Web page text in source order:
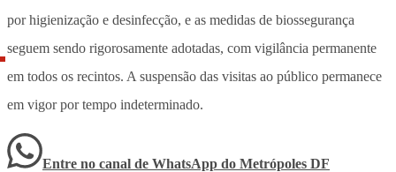
por higienização e desinfecção, e as medidas de biossegurança
seguem sendo rigorosamente adotadas, com vigilância permanente
em todos os recintos. A suspensão das visitas ao público permanece
em vigor por tempo indeterminado.
Entre no canal de WhatsApp do Metrópoles DF